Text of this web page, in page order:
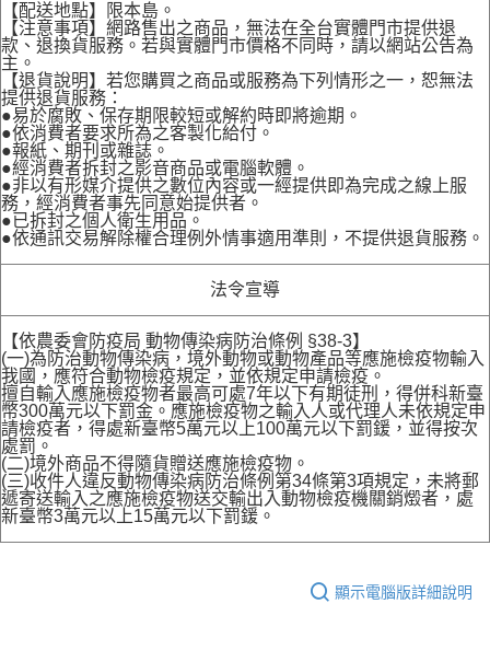
【配送地點】限本島。
【注意事項】網路售出之商品，無法在全台實體門市提供退
款、退換貨服務。若與實體門市價格不同時，請以網站公告為
主。
【退貨說明】若您購買之商品或服務為下列情形之一，恕無法
提供退貨服務：
●易於腐敗、保存期限較短或解約時即將逾期。
●依消費者要求所為之客製化給付。
●報紙、期刊或雜誌。
●經消費者拆封之影音商品或電腦軟體。
●非以有形媒介提供之數位內容或一經提供即為完成之線上服
務，經消費者事先同意始提供者。
●已拆封之個人衛生用品。
●依通訊交易解除權合理例外情事適用準則，不提供退貨服務。
法令宣導
【依農委會防疫局 動物傳染病防治條例 §38-3】
(一)為防治動物傳染病，境外動物或動物產品等應施檢疫物輸入
我國，應符合動物檢疫規定，並依規定申請檢疫。
擅自輸入應施檢疫物者最高可處7年以下有期徒刑，得併科新臺
幣300萬元以下罰金。應施檢疫物之輸入人或代理人未依規定申
請檢疫者，得處新臺幣5萬元以上100萬元以下罰鍰，並得按次
處罰。
(二)境外商品不得隨貨贈送應施檢疫物。
(三)收件人違反動物傳染病防治條例第34條第3項規定，未將郵
遞寄送輸入之應施檢疫物送交輸出入動物檢疫機關銷燬者，處
新臺幣3萬元以上15萬元以下罰鍰。
顯示電腦版詳細說明